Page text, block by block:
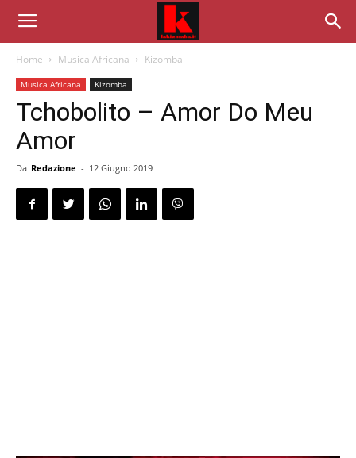
Home Musica Africana Kizomba
Musica Africana Kizomba
Tchobolito – Amor Do Meu
Amor
Da Redazione - 12 Giugno 2019